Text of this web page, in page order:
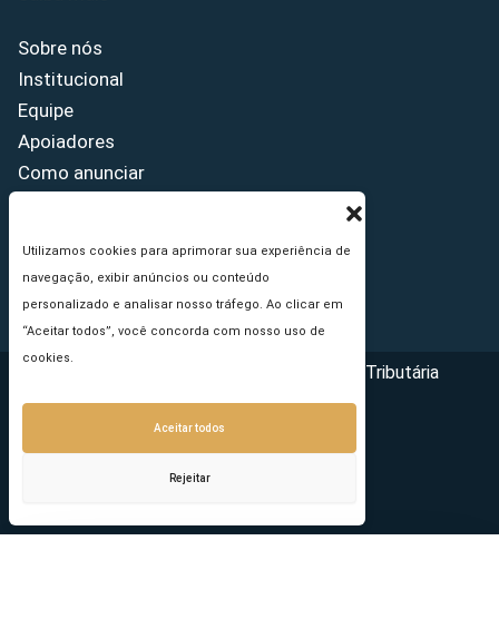
Utilizamos cookies para aprimorar sua experiência de
navegação, exibir anúncios ou conteúdo
personalizado e analisar nosso tráfego. Ao clicar em
“Aceitar todos”, você concorda com nosso uso de
cookies.
Aceitar todos
Rejeitar
Sobre nós
Institucional
Equipe
Apoiadores
Como anunciar
Princípios Editoriais
Copyright © 2026 - Portal da Reforma Tributária